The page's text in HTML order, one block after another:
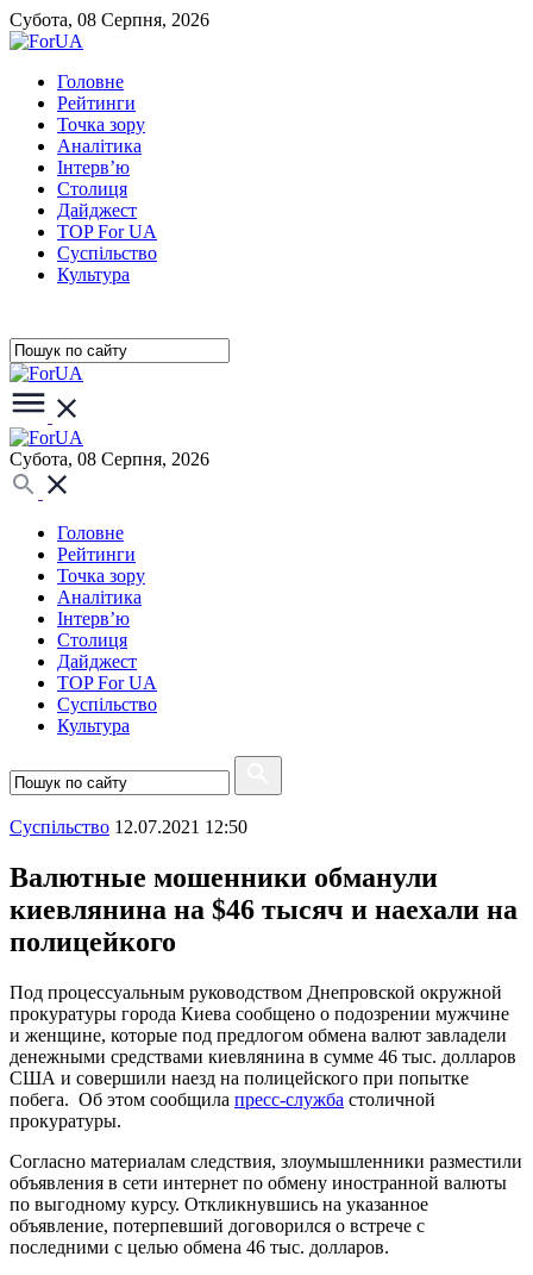
Субота, 08 Серпня, 2026
Головне
Рейтинги
Точка зору
Аналітика
Інтерв’ю
Столиця
Дайджест
TOP For UA
Суспiльство
Культура
Субота, 08 Серпня, 2026
Головне
Рейтинги
Точка зору
Аналітика
Інтерв’ю
Столиця
Дайджест
TOP For UA
Суспiльство
Культура
Суспiльство 12.07.2021 12:50
Валютные мошенники обманули
киевлянина на $46 тысяч и наехали на
полицейкого
Под процессуальным руководством Днепровской окружной
прокуратуры города Киева сообщено о подозрении мужчине
и женщине, которые под предлогом обмена валют завладели
денежными средствами киевлянина в сумме 46 тыс. долларов
США и совершили наезд на полицейского при попытке
побега. Об этом сообщила пресс-служба столичной
прокуратуры.
Согласно материалам следствия, злоумышленники разместили
объявления в сети интернет по обмену иностранной валюты
по выгодному курсу. Откликнувшись на указанное
объявление, потерпевший договорился о встрече с
последними с целью обмена 46 тыс. долларов.